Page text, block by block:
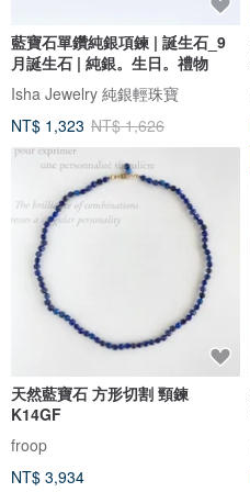
藍寶石單鑽純銀項鍊 | 誕生石_9
月誕生石 | 純銀。生日。禮物
Isha Jewelry 純銀輕珠寶
NT$ 1,323 NT$ 1,626
天然藍寶石 方形切割 頸鍊
K14GF
froop
NT$ 3,934